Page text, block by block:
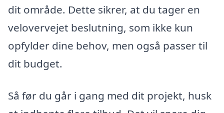
dit område. Dette sikrer, at du tager en
velovervejet beslutning, som ikke kun
opfylder dine behov, men også passer til
dit budget.
Så før du går i gang med dit projekt, husk